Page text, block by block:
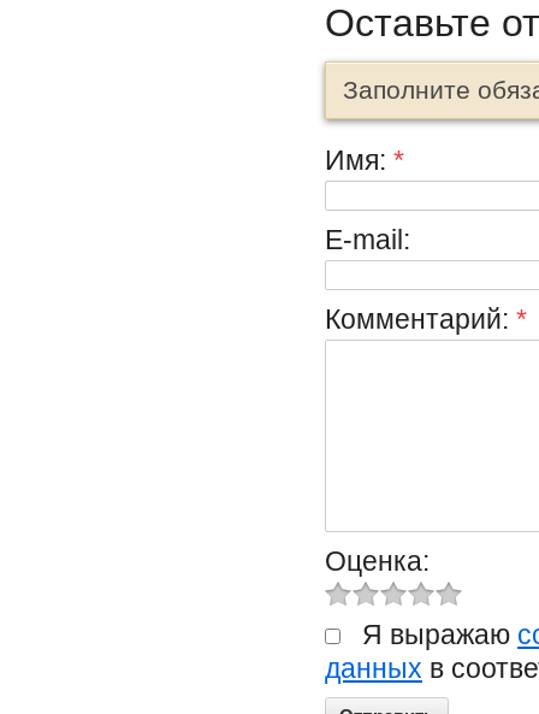
Оставьте
Заполните
Имя: *
E-mail:
Комментарий: *
Оценка:
Я выражаю
данных в